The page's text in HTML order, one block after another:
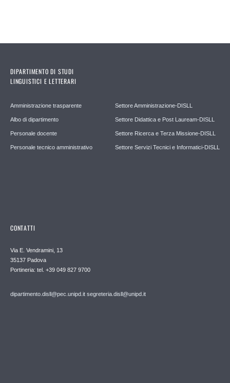
DIPARTIMENTO DI STUDI
LINGUISTICI E LETTERARI
Amministrazione trasparente
Albo di dipartimento
Personale docente
Personale tecnico amministrativo
Settore Amministrazione-DISLL
Settore Didattica e Post Lauream-DISLL
Settore Ricerca e Terza Missione-DISLL
Settore Servizi Tecnici e Informatici-DISLL
CONTATTI
Via E. Vendramini, 13
35137 Padova
Portineria: tel. +39 049 827 9700
dipartimento.disll@pec.unipd.it segreteria.disll@unipd.it